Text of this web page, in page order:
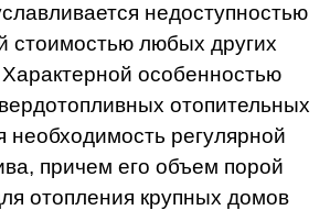
недоступностью
стоимостью любых других
особенностью
отопительных
необходимость регулярной
причем его объем порой
отопления крупных домов